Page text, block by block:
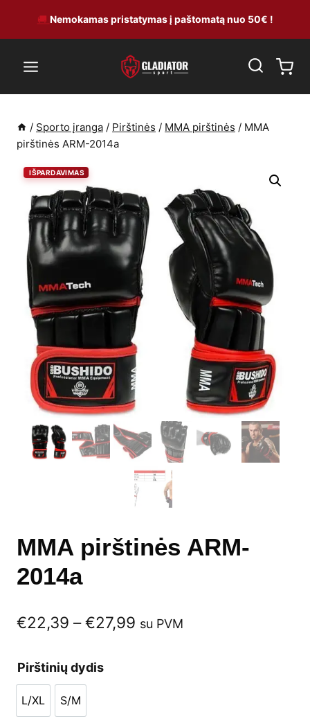
to
content
🚚 Nemokamas pristatymas į paštomatą nuo 50€ !
/ Sporto įranga / Pirštinės / MMA pirštinės / MMA
pirštinės ARM-2014a
MMA pirštinės ARM-
2014a
€22,39 – €27,99 Price
su PVM
Pirštinių dydis
L/XL
L/XL
S/M
S/M